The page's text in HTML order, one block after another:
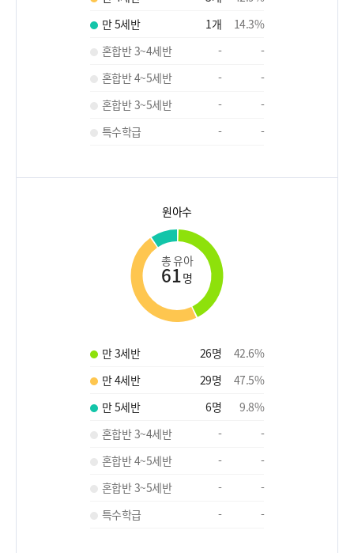
만 5세반
1개 14.3%
혼합반 3~4세반
-
-
혼합반 4~5세반
-
-
혼합반 3~5세반
-
-
특수학급
- -
원아수
총 유아
61명
만 3세반 26명 42.6%
만 4세반
29명 47.5%
만 5세반
6명 9.8%
혼합반 3~4세반
-
-
혼합반 4~5세반
-
-
혼합반 3~5세반
-
-
특수학급
- -